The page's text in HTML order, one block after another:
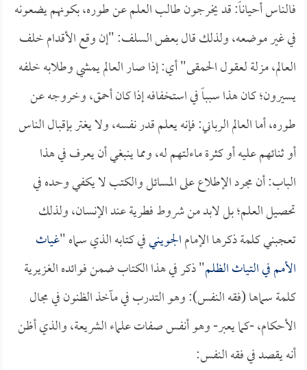
فالناس أحياناً: قد يخرجون طالب العلم عن طوره، بكونهم يضعونه
في غير موضعه، ولذلك قال بعض السلف: "إن وقع الأقدام خلف
العالم، مزلة لعقول الحمقى" أي: إذا صار العالم يمشي وطلابه خلفه
يسيرون؛ كان هذا سبباً في استخفافه إذا كان أحمق، وخروجه عن
طوره، أما العالم الرباني: فإنه يعلم قدر نفسه، ولا يغتر بإقبال الناس
أو ثنائهم عليه أو كثرة ماءلتهم له، ومما ينبغي أن يعرف في هذا
الباب: أن مجرد الإطلاع على المسائل والكتب لا يكفي وحده في
تحصيل العلم؛ بل لابد من شروط فطرية عند الإنسان، ولذلك
تعجبني كلمة ذكرها الإمامالجوينيفي كتابه الذي سماه "غياث
الأمم في التياث الظلم" ذكر في هذا الكتاب ضمن فوائده الغزيرية
كلمة سماها (فقه النفس): وهو التدرب في مآخذ الظنون في مجال
الأحكام، -كما يعبر- وهو أنفس صفات علماء الشريعة، والذي أظن
أنه يقصد في فقه النفس: